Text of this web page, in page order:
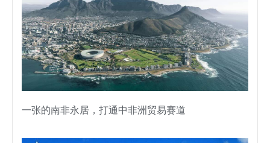
一张的南非永居，打通中非洲贸易赛道